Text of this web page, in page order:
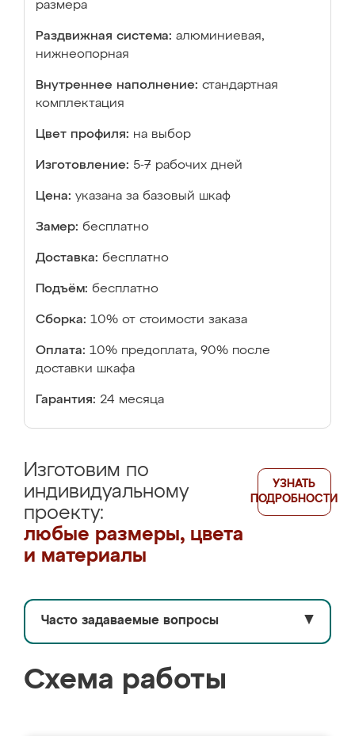
размера
Раздвижная система: алюминиевая,
нижнеопорная
Внутреннее наполнение: стандартная
комплектация
Цвет профиля: на выбор
Изготовление: 5-7 рабочих дней
Цена: указана за базовый шкаф
Замер: бесплатно
Доставка: бесплатно
Подъём: бесплатно
Сборка: 10% от стоимости заказа
Оплата: 10% предоплата, 90% после
доставки шкафа
Гарантия: 24 месяца
Изготовим по
индивидуальному
проекту:
любые размеры, цвета
и материалы
УЗНАТЬ
ПОДРОБНОСТИ
Часто задаваемые вопросы ▼
Схема работы